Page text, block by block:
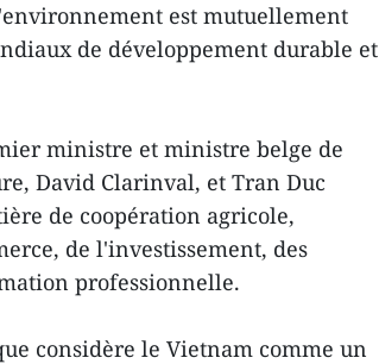
est mutuellement
de développement durable et
ministre et ministre belge de
David Clarinval, et Tran Duc
de coopération agricole,
de l'investissement, des
professionnelle.
considère le Vietnam comme un